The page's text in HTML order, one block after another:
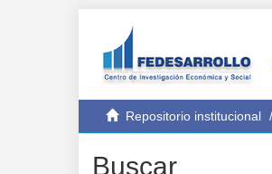
Repositorio institucional
Buscar